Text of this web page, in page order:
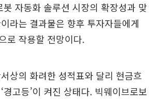
봇 자동화 솔루션 시장의 확장성과 맞
라는 결과물은 향후 투자자들에게
로 작용할 전망이다.
상의 화려한 성적표와 달리 현금흐
경고등’이 켜진 상태다. 빅웨이브로보